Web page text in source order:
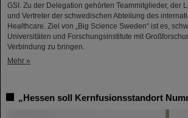
GSI. Zu der Delegation gehörten Teammitglieder, der
und Vertreter der schwedischen Abteilung des
Healthcare. Ziel von „Big Science Sweden“ ist es,
Universitäten und Forschungsinstitute mit
Verbindung zu bringen.
Mehr »
„Hessen soll Kernfusionsstandort